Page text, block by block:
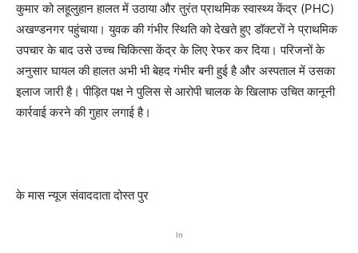
कुमार को लहूलुहान हालत में उठाया और तुरंत प्राथमिक स्वास्थ्य केंद्र (PHC)
अखण्डनगर पहुंचाया। युवक की गंभीर स्थिति को देखते हुए डॉक्टरों ने प्राथमिक
उपचार के बाद उसे उच्च चिकित्सा केंद्र के लिए रेफर कर दिया। परिजनों के
अनुसार घायल की हालत अभी भी बेहद गंभीर बनी हुई है और अस्पताल में उसका
इलाज जारी है। पीड़ित पक्ष ने पुलिस से आरोपी चालक के खिलाफ उचित कानूनी
कार्रवाई करने की गुहार लगाई है।
के मास न्यूज संवाददाता दोस्त पुर
In